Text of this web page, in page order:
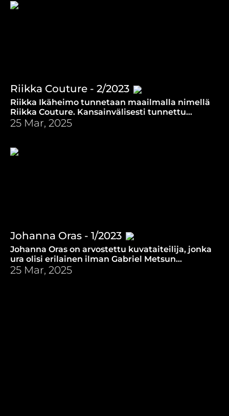
Riikka Couture - 2/2023
Riikka Ikäheimo tunnetaan maailmalla nimellä
Riikka Couture. Kansainvälisesti tunnettu
muotisuunnittelija kertoo saaneensa
25 Mar, 2025
Johanna Oras - 1/2023
Johanna Oras on arvostettu kuvataiteilija, jonka
ura olisi erilainen ilman Gabriel Metsun
Aamiainen- ja Paul Delarochen Nuori marttyyri -
maalauksia.
25 Mar, 2025